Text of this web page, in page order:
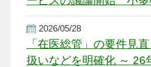
厳しい経営環境に危機感
2026/05/28
「在医総管」の要件見
扱いなどを明確化 ～ 26